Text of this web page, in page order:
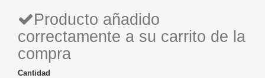
Producto añadido
correctamente a su carrito de la
compra
Cantidad